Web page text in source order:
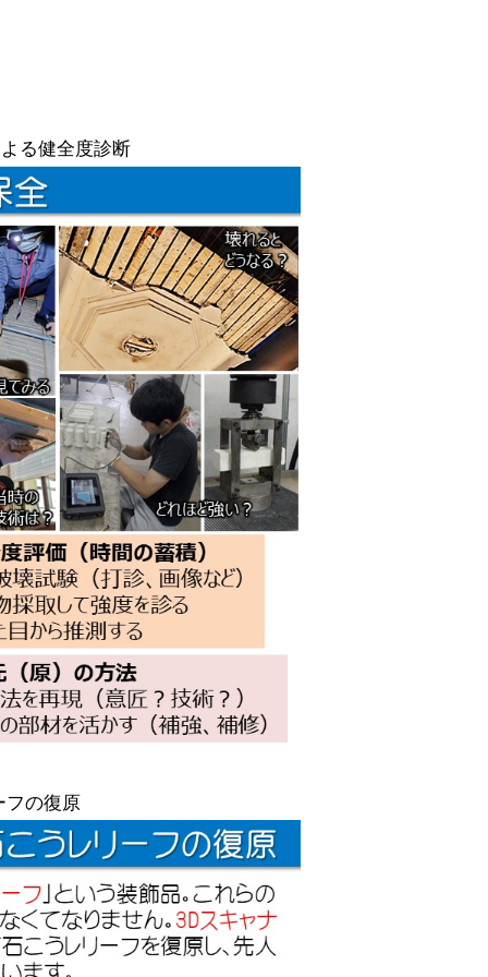
る健全度診断
フの復原